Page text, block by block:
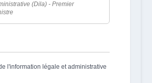
(Dila) - Premier
l'information légale et administrative